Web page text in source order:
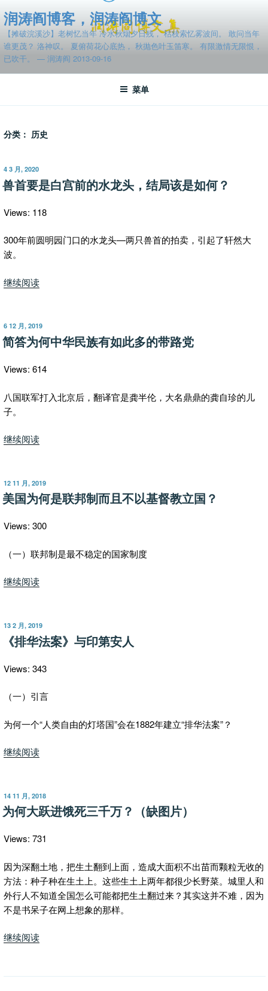
至
容
润涛阎博客，润涛阎博文
【摊破浣溪沙】老树忆当年 冷水秋烟夕日残， 枯枝索忆雾波间。 敢问当年
谁更茂？ 洛神叹。 夏俯荷花心底热， 秋抛色叶玉笛寒。 有限激情无限恨，
已吹干。 — 润涛阎 2013-09-16
菜单
分类： 历史
发
布
于
4 3 月, 2020
兽首要是白宫前的水龙头，结局该是如何？
Views: 118
300年前圆明园门口的水龙头—两只兽首的拍卖，引起了轩然大
波。
继续阅读“兽
是
白
前
水
结
是
如
发
布
于
6 12 月, 2019
简答为何中华民族有如此多的带路党
Views: 614
八国联军打入北京后，翻译官是龚半伦，大名鼎鼎的龚自珍的儿
子。
继续阅读“简
何
中
民
有
此
带
路
发
布
于
12 11 月, 2019
美国为何是联邦制而且不以基督教立国？
Views: 300
（一）联邦制是最不稳定的国家制度
继续阅读“美
何
是
邦
而
不
基
立
国？”
发
13 2 月, 2019
《排华法案》与印第安人
Views: 343
（一）引言
为何一个“人类自由的灯塔国”会在1882年建立“排华法案”？
继续阅读“《排
案》
与
第
人”
发
布
于
14 11 月, 2018
为何大跃进饿死三千万？（缺图片）
Views: 731
因为深翻土地，把生土翻到上面，造成大面积不出苗而颗粒无收的
方法：种子种在生土上。这些生土上两年都很少长野菜。城里人和
外行人不知道全国怎么可能都把生土翻过来？其实这并不难，因为
不是书呆子在网上想象的那样。
继续阅读“为
跃